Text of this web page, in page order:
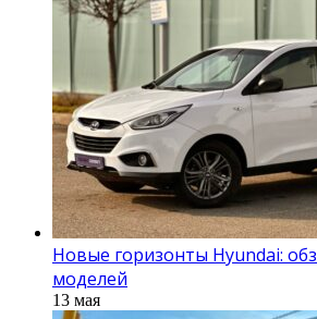
Новые горизонты Hyundai:
моделей
13 мая